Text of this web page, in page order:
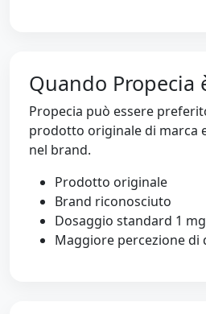
Quando Propecia
Propecia può essere
prodotto originale di marca
nel brand.
Prodotto originale
Brand riconosciuto
Dosaggio standard 1 mg
Maggiore percezione di